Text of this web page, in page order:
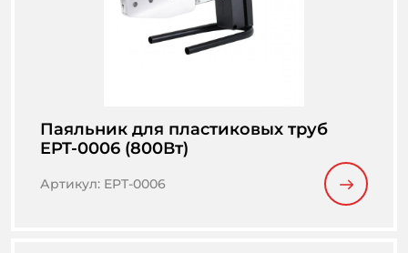
Паяльник для пластиковых труб
EPT-0006 (800Вт)
Артикул: EPT-0006